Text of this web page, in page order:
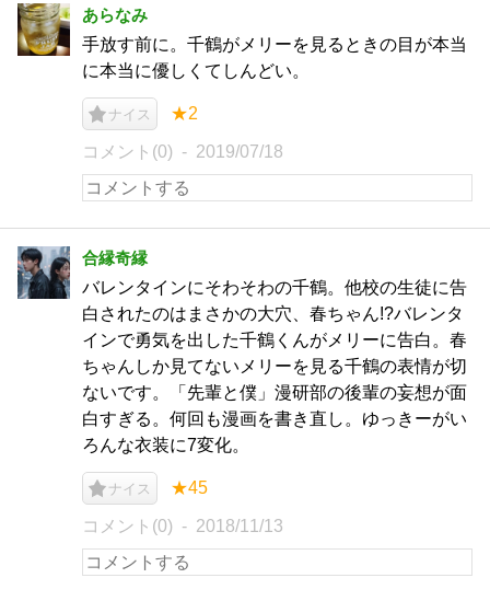
あらなみ
手放す前に。千鶴がメリーを見るときの目が本当
に本当に優しくてしんどい。
ナイス ★2
コメント(0) 2019/07/18
合縁奇縁
バレンタインにそわそわの千鶴。他校の生徒に告
白されたのはまさかの大穴、春ちゃん!?バレンタ
インで勇気を出した千鶴くんがメリーに告白。春
ちゃんしか見てないメリーを見る千鶴の表情が切
ないです。「先輩と僕」漫研部の後輩の妄想が面
白すぎる。何回も漫画を書き直し。ゆっきーがい
ろんな衣装に7変化。
ナイス ★45
コメント(0) 2018/11/13